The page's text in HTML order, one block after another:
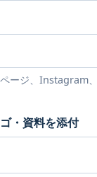
ージ、Instagram
・資料を添付